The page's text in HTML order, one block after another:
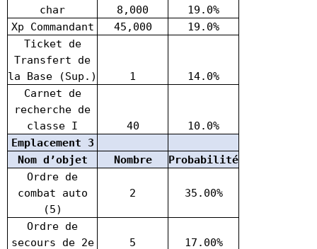
char
8,000
19.0%
Xp Commandant
45,000
19.0%
Ticket de
Transfert de
la Base (Sup.)
1
14.0%
Carnet de
recherche de
classe I
40
10.0%
Emplacement 3
Nom d’objet
Nombre
Probabilité
Ordre de
combat auto
(5)
2 35.00%
Ordre de
secours de 2e
5 17.00%